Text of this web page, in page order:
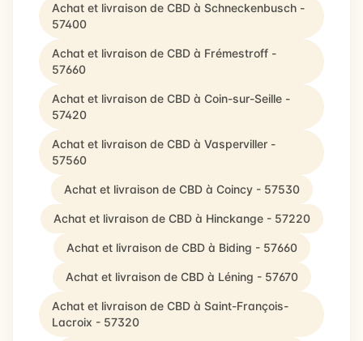
Achat et livraison de CBD à Schneckenbusch -
57400
Achat et livraison de CBD à Frémestroff -
57660
Achat et livraison de CBD à Coin-sur-Seille -
57420
Achat et livraison de CBD à Vasperviller -
57560
Achat et livraison de CBD à Coincy - 57530
Achat et livraison de CBD à Hinckange - 57220
Achat et livraison de CBD à Biding - 57660
Achat et livraison de CBD à Léning - 57670
Achat et livraison de CBD à Saint-François-
Lacroix - 57320